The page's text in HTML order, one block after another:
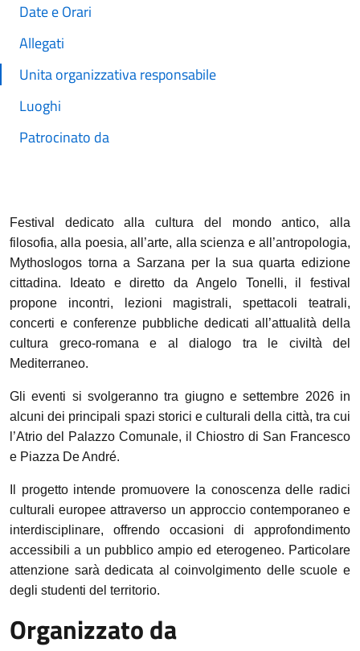
Date e Orari
Allegati
Unita organizzativa responsabile
Luoghi
Patrocinato da
Festival dedicato alla cultura del mondo antico, alla
filosofia, alla poesia, all’arte, alla scienza e all’antropologia,
Mythoslogos torna a Sarzana per la sua quarta edizione
cittadina. Ideato e diretto da Angelo Tonelli, il festival
propone incontri, lezioni magistrali, spettacoli teatrali,
concerti e conferenze pubbliche dedicati all’attualità della
cultura greco-romana e al dialogo tra le civiltà del
Mediterraneo.
Gli eventi si svolgeranno tra giugno e settembre 2026 in
alcuni dei principali spazi storici e culturali della città, tra cui
l’Atrio del Palazzo Comunale, il Chiostro di San Francesco
e Piazza De André.
Il progetto intende promuovere la conoscenza delle radici
culturali europee attraverso un approccio contemporaneo e
interdisciplinare, offrendo occasioni di approfondimento
accessibili a un pubblico ampio ed eterogeneo. Particolare
attenzione sarà dedicata al coinvolgimento delle scuole e
degli studenti del territorio.
Organizzato da